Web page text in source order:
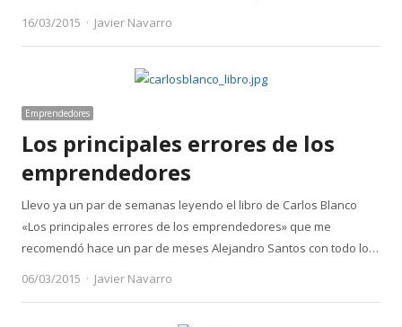
16/03/2015
Author
Javier Navarro
Emprendedores
Los principales errores de los
emprendedores
Llevo ya un par de semanas leyendo el libro de Carlos Blanco
«Los principales errores de los emprendedores» que me
recomendó hace un par de meses Alejandro Santos con todo lo…
06/03/2015
Author
Javier Navarro